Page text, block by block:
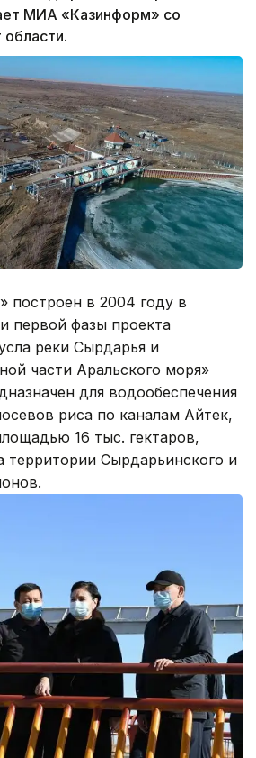
МИА «Казинформ» со
области.
построен в 2004 году в
первой фазы проекта
реки Сырдарья и
части Аральского моря»
для водообеспечения
риса по каналам Айтек,
16 тыс. гектаров,
территории Сырдарьинского и